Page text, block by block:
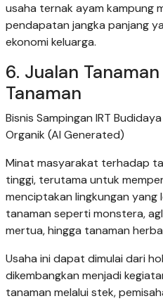
usaha ternak ayam kampung
pendapatan jangka panjang
ekonomi keluarga.
6. Jualan
Tanaman
Bisnis Sampingan IRT
Organik (AI Generated)
Minat masyarakat terhadap
tinggi, terutama untuk
menciptakan lingkungan yang
tanaman seperti monstera,
mertua, hingga tanaman
Usaha ini dapat dimulai dari
dikembangkan menjadi
tanaman melalui stek,